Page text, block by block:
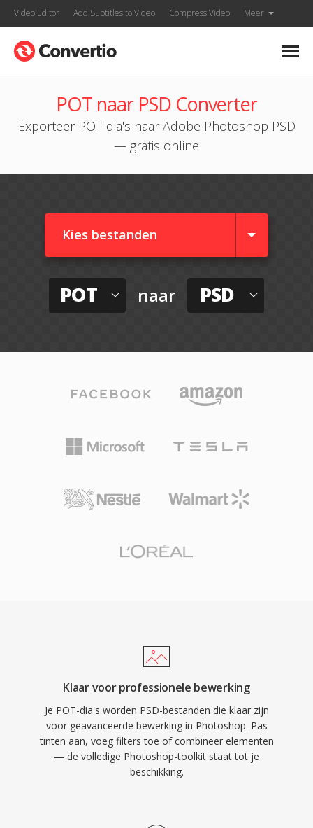
Video Editor Add Subtitles to Video Compress Video Meer
POT naar PSD Converter
Exporteer POT-dia's naar Adobe Photoshop PSD
— gratis online
Kies bestanden
POT naar PSD
Klaar voor professionele bewerking
Je POT-dia's worden PSD-bestanden die klaar zijn
voor geavanceerde bewerking in Photoshop. Pas
tinten aan, voeg filters toe of combineer elementen
— de volledige Photoshop-toolkit staat tot je
beschikking.